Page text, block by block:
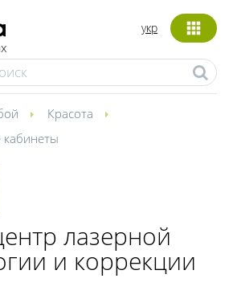
укр
Красота
кабинеты
лазерной
и коррекции